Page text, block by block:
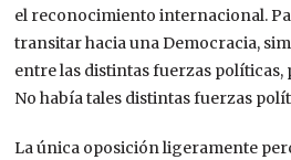
el reconocimiento internacional.
transitar hacia una Democracia,
entre las distintas fuerzas
No había tales distintas fuerzas
La única oposición ligeramente